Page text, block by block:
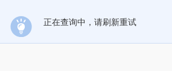
正在查询中，请刷新重试